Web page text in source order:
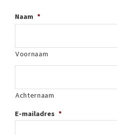
Naam *
Voornaam
Achternaam
E-mailadres *